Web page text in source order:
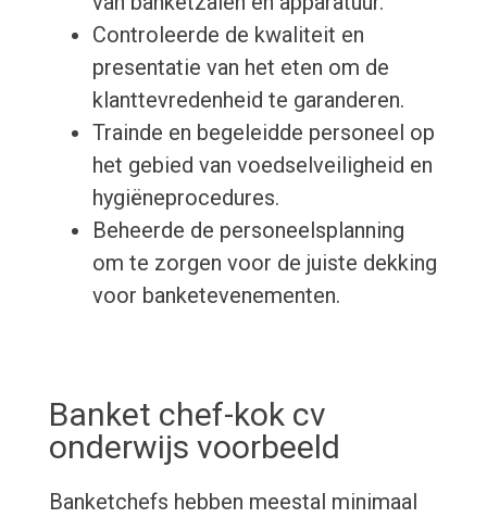
Controleerde de kwaliteit en
presentatie van het eten om de
klanttevredenheid te garanderen.
Trainde en begeleidde personeel op
het gebied van voedselveiligheid en
hygiëneprocedures.
Beheerde de personeelsplanning
om te zorgen voor de juiste dekking
voor banketevenementen.
Banket chef-kok cv
onderwijs voorbeeld
Banketchefs hebben meestal minimaal